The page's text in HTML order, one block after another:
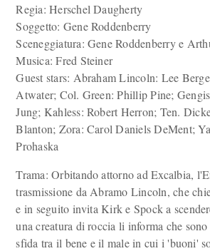
Regia: Herschel Daugherty
Soggetto: Gene Roddenberry
Sceneggiatura: Gene Roddenberry e
Musica: Fred Steiner
Guest stars: Abraham Lincoln: Lee
Atwater; Col. Green: Phillip Pine;
Jung; Kahless: Robert Herron; Ten.
Blanton; Zora: Carol Daniels DeMent;
Prohaska
Trama: Orbitando attorno ad Excalbia,
trasmissione da Abramo Lincoln, che
e in seguito invita Kirk e Spock a
una creatura di roccia li informa che
sfida tra il bene e il male in cui i 'buoni'